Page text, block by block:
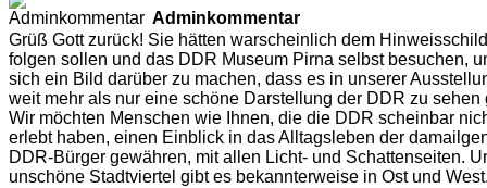
Adminkommentar
Grüß Gott zurück! Sie hätten warscheinlich dem Hinweisschild
folgen sollen und das DDR Museum Pirna selbst besuchen,
sich ein Bild darüber zu machen, dass es in unserer
weit mehr als nur eine schöne Darstellung der DDR zu sehen
Wir möchten Menschen wie Ihnen, die die DDR scheinbar
erlebt haben, einen Einblick in das Alltagsleben der
DDR-Bürger gewähren, mit allen Licht- und Schattenseiten.
unschöne Stadtviertel gibt es bekannterweise in Ost und